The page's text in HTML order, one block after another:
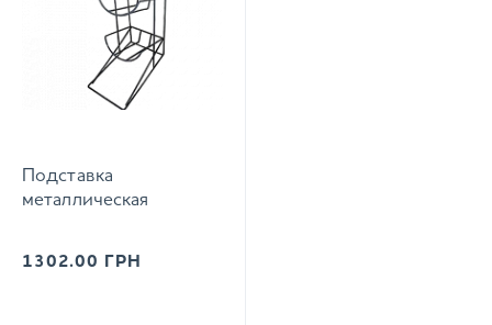
Подставка
металлическая
1302.00 ГРН